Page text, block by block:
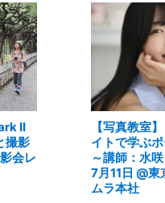
II
撮影
会レ
【写真教室
イトで学ぶ
～講師：水
7月11日 @東
ムラ本社